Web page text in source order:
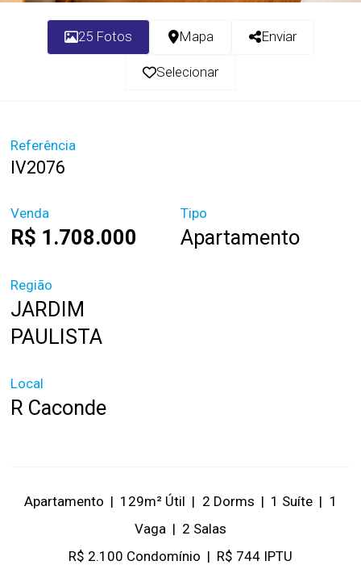
25 Fotos Mapa Enviar
Selecionar
Referência
IV2076
Venda
R$ 1.708.000
Tipo
Apartamento
Região
JARDIM
PAULISTA
Local
R Caconde
Apartamento | 129m² Útil | 2 Dorms | 1 Suíte | 1
Vaga | 2 Salas
R$ 2.100 Condomínio | R$ 744 IPTU